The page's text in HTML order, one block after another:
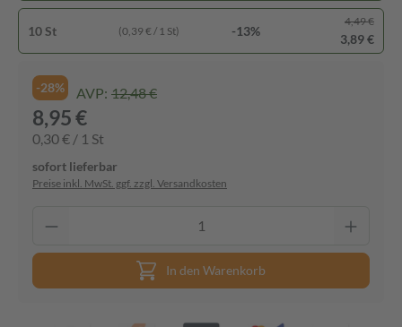
10 St (0,39 € / 1 St) -13%
4,49 €
3,89 €
-28% AVP: 12,48 €
8,95 €
0,30 € / 1 St
sofort lieferbar
Preise inkl. MwSt. ggf. zzgl. Versandkosten
In den Warenkorb